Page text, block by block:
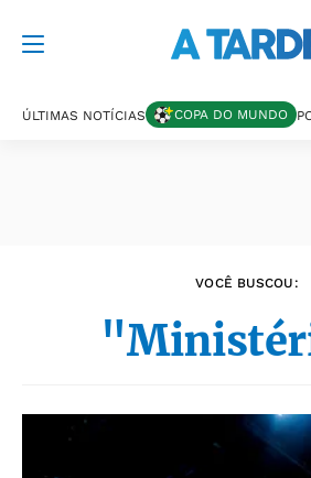
ÚLTIMAS NOTÍCIAS COPA DO MUNDO
VOCÊ BUSCOU: